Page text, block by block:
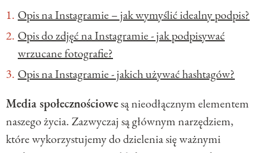
Opis na Instagramie – jak wymyślić idealny podpis?
Opis do zdjęć na Instagramie - jak podpisywać
wrzucane fotografie?
Opis na Instagramie - jakich używać hashtagów?
Media społecznościowesą nieodłącznym elementem
naszego życia. Zazwyczaj są głównym narzędziem,
które wykorzystujemy do dzielenia się ważnymi